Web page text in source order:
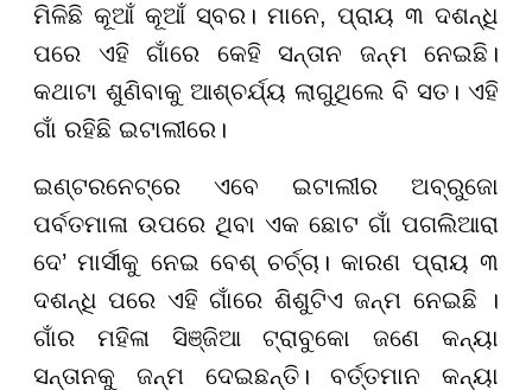
ମିଳିଛି କୂଆଁ କୂଆଁ ସ୍ବର। ମାନେ, ପ୍ରାୟ ୩ ଦଶନ୍ଧି
ପରେ ଏହି ଗାଁରେ କେହି ସନ୍ତାନ ଜନ୍ମ ନେଇଛି।
କଥାଟା ଶୁଣିବାକୁ ଆଶ୍ଚର୍ଯ୍ୟ ଲାଗୁଥିଲେ ବି ସତ। ଏହି
ଗାଁ ରହିଛି ଇଟାଲୀରେ।
ଇଣ୍ଟରନେଟ୍ରେ ଏବେ ଇଟାଲୀର ଅବ୍ରୁଜୋ
ପର୍ବତମାଳା ଉପରେ ଥିବା ଏକ ଛୋଟ ଗାଁ ପଗଲିଆରା
ଦେ’ ମାର୍ସୀକୁ ନେଇ ବେଶ୍ ଚର୍ଚ୍ଚା। କାରଣ ପ୍ରାୟ ୩
ଦଶନ୍ଧି ପରେ ଏହି ଗାଁରେ ଶିଶୁଟିଏ ଜନ୍ମ ନେଇଛି ।
ଗାଁର ମହିଳା ସିଞ୍ଜିଆ ଟ୍ରାବୁକୋ ଜଣେ କନ୍ୟା
ସନ୍ତାନକୁ ଜନ୍ମ ଦେଇଛନ୍ତି। ବର୍ତ୍ତମାନ କନ୍ୟା